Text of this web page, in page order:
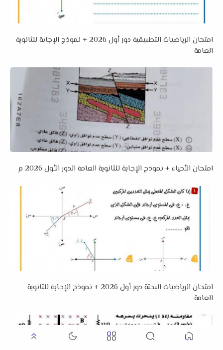
امتحان الرياضيات التطبيقية دور أول 2026 + نموذج الإجابة للثانوية
العامة
امتحان الأحياء + نموذج الإجابة للثانوية العامة الدور الأول 2026 م
امتحان الرياضيات البحتة دور أول 2026 + نموذج الإجابة للثانوية
العامة